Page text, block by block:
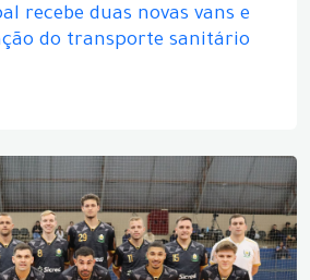
recebe duas novas vans e
do transporte sanitário